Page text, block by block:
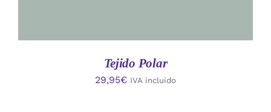
Tejido Polar
29,95€ IVA incluido